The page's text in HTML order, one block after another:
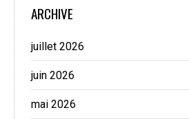
ARCHIVE
juillet 2026
juin 2026
mai 2026